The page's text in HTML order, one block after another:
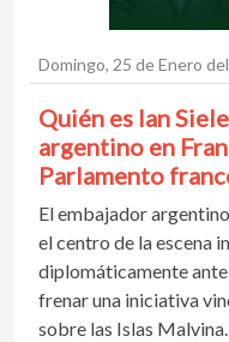
Domingo, 25 de Enero
Quién es Ian
argentino en
Parlamento
El embajador
el centro de la escena
diplomáticamente
frenar una iniciativa
sobre las Islas Malvina.